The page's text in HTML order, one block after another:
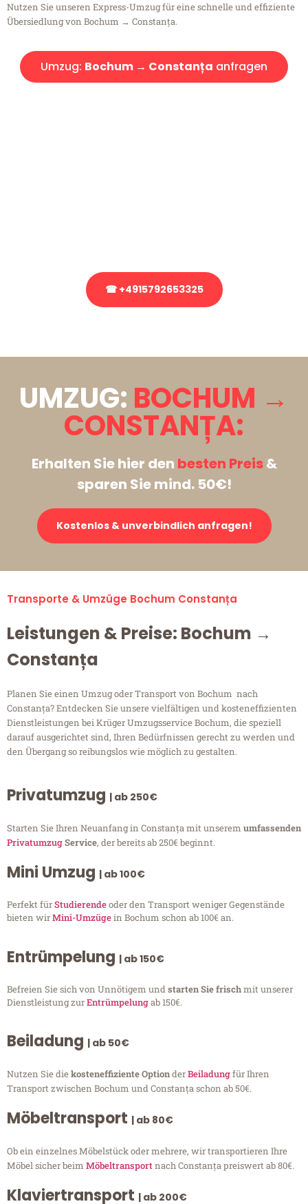
Nutzen Sie unseren Express-Umzug für eine schnelle und effiziente
Übersiedlung von Bochum → Constanța.
Umzug: Bochum → Constanța anfragen
☎ +4915792653325
UMZUG: BOCHUM →
CONSTANȚA:
Erhalten Sie hier den besten Preis&
sparen Sie mind. 50€!
Kostenlos & unverbindlich anfragen!
Transporte & Umzüge Bochum Constanța
Leistungen & Preise: Bochum →
Constanța
Planen Sie einen Umzug oder Transport von Bochum nach
Constanța? Entdecken Sie unsere vielfältigen und kosteneffizienten
Dienstleistungen bei Krüger Umzugsservice Bochum, die speziell
darauf ausgerichtet sind, Ihren Bedürfnissen gerecht zu werden und
den Übergang so reibungslos wie möglich zu gestalten.
Privatumzug | ab 250€
Starten Sie Ihren Neuanfang in Constanța mit unserem umfassenden
PrivatumzugService, der bereits ab 250€ beginnt.
Mini Umzug | ab 100€
Perfekt fürStudierendeoder den Transport weniger Gegenstände
bieten wirMini-Umzügein Bochum schon ab 100€ an.
Entrümpelung | ab 150€
Befreien Sie sich von Unnötigem undstarten Sie frischmit unserer
Dienstleistung zurEntrümpelungab 150€.
Beiladung | ab 50€
Nutzen Sie diekosteneffiziente OptionderBeiladungfür Ihren
Transport zwischen Bochum und Constanța schon ab 50€.
Möbeltransport | ab 80€
Ob ein einzelnes Möbelstück oder mehrere, wir transportieren Ihre
Möbel sicher beim Möbeltransportnach Constanța preiswert ab 80€.
Klaviertransport | ab 200€